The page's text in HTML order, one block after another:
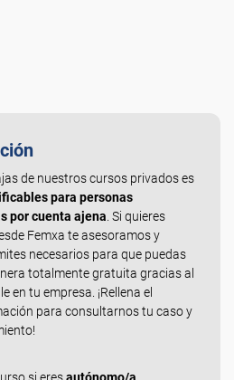
de nuestros cursos privados es
para personas
por cuenta ajena . Si quieres
Femxa te asesoramos y
necesarios para que puedas
totalmente gratuita gracias al
en tu empresa. ¡Rellena el
para consultarnos tu caso y